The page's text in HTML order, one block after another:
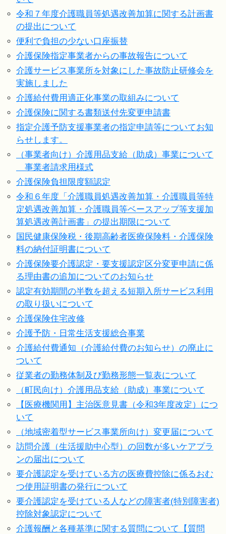
令和７年度介護職員等処遇改善加算に関する計画書
の提出について
便利で負担の少ない口座振替
介護保険指定事業者からの事故報告について
介護サービス事業所を対象にした事故防止研修会を
実施しました
介護給付費用適正化事業の取組みについて
介護保険に関する書類送付先変更申請書
指定介護予防支援事業者の指定申請等についてお知
らせします。
（事業者向け）介護用品支給（助成）事業について
事業者請求用様式
介護保険負担限度額認定
令和６年度「介護職員処遇改善加算・介護職員等特
定処遇改善加算・介護職員等ベースアップ等支援加
算処遇改善計画書」の提出期限について
国民健康保険税・後期高齢者医療保険料・介護保険
料の納付証明書について
介護保険要介護認定・要支援認定区分変更申請に係
る理由書の追加についてのお知らせ
認定有効期間の半数を超える短期入所サービス利用
の取り扱いについて
介護保険住宅改修
介護予防・日常生活支援総合事業
介護給付費通知（介護給付費のお知らせ）の廃止に
ついて
従業者の勤務体制及び勤務形態一覧表について
（町民向け）介護用品支給（助成）事業について
【医療機関用】主治医意見書（令和3年度改定）につ
いて
（地域密着型サービス事業所向け）変更届について
訪問介護（生活援助中心型）の回数が多いケアプラ
ンの届出について
要介護認定を受けている方の医療費控除に係るおむ
つ使用証明書の発行について
要介護認定を受けている人などの障害者(特別障害者)
控除対象認定について
介護報酬と各種基準に関する質問について【質問